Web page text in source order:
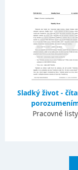
Sladký život -
Pracovné listy